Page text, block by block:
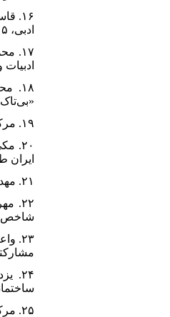
ادبی، ۱۵ (۶۰) :۱۷۵-۲۲۸.
۱۹. مرکز افکار سنجی دانشجویان ایران (ایسپا) (۱۴۰۱) «آخرین یافته ها در خصوص میزان استفاده از رسانه های اجتماعی در ایران».
ايران طي سال هاي ۱۳۹۰-۱۳۷۰)»،
۲۱. مهدوی ، سارا (۱۳۹۸) «توییتر، قدرت و کنشگری در حوزۀ عمومی»، مطالعات رسانه-های جدید، شمارۀ ۱۸ و ۱۹: ۱۴۷-۱۸۸.
شاخص
ساختمانی و نظافتی
۲۵. مرکز آمار ایران https://amar.org.ir/